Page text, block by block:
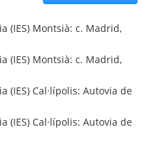
(IES) Montsià: c. Madrid,
(IES) Montsià: c. Madrid,
(IES) Cal·lípolis: Autovia de
(IES) Cal·lípolis: Autovia de